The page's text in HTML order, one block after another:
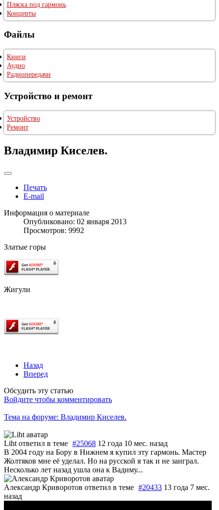
Пляска под гармонь
Концерты
Файлы
Книги
Аудио
Радиопередачи
Устройство и ремонт
Устройство
Ремонт
Владимир Киселев.
Печать
E-mail
Информация о материале
Опубликовано: 02 января 2013
Просмотров: 9992
Златые горы
Жигули
Назад
Вперед
Обсудить эту статью
Войдите чтобы комментировать
Тема на форуме: Владимир Киселев.
Lihtответил в теме #25068 12 года 10 мес. назад
В 2004 году на Бору в Нижнем я купил эту гармонь. Мастер
Жолтяков мне её уделал. Но на русской я так и не заиграл.
Несколько лет назад ушла она к Вадиму...
Александр Криворотов ответил в теме #20433 13 года 7 мес.
назад